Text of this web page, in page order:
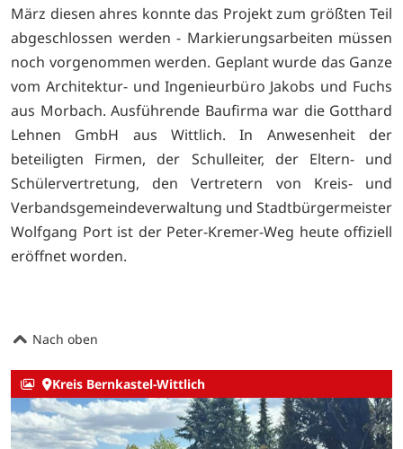
März diesen ahres konnte das Projekt zum größten Teil
abgeschlossen werden - Markierungsarbeiten müssen
noch vorgenommen werden. Geplant wurde das Ganze
vom Architektur- und Ingenieurbüro Jakobs und Fuchs
aus Morbach. Ausführende Baufirma war die Gotthard
Lehnen GmbH aus Wittlich. In Anwesenheit der
beteiligten Firmen, der Schulleiter, der Eltern- und
Schülervertretung, den Vertretern von Kreis- und
Verbandsgemeindeverwaltung und Stadtbürgermeister
Wolfgang Port ist der Peter-Kremer-Weg heute offiziell
eröffnet worden.
Nach oben
Kreis Bernkastel-Wittlich